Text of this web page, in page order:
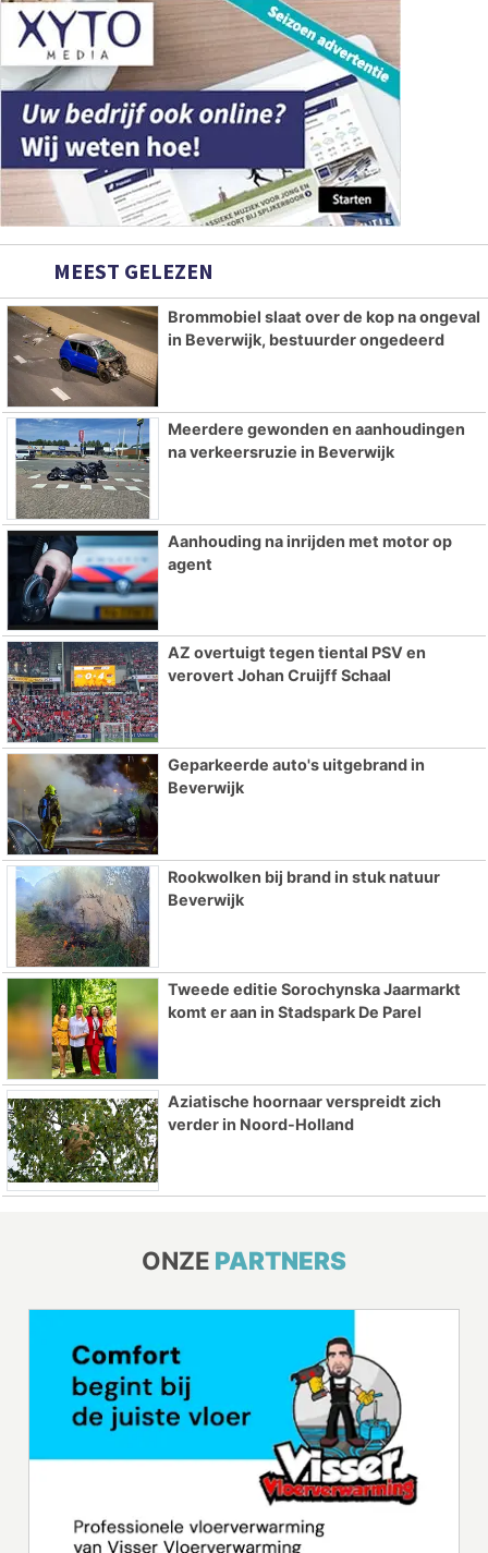
MEEST GELEZEN
Brommobiel slaat over de kop na ongeval
in Beverwijk, bestuurder ongedeerd
Meerdere gewonden en aanhoudingen
na verkeersruzie in Beverwijk
Aanhouding na inrijden met motor op
agent
AZ overtuigt tegen tiental PSV en
verovert Johan Cruijff Schaal
Geparkeerde auto's uitgebrand in
Beverwijk
Rookwolken bij brand in stuk natuur
Beverwijk
Tweede editie Sorochynska Jaarmarkt
komt er aan in Stadspark De Parel
Aziatische hoornaar verspreidt zich
verder in Noord-Holland
ONZE PARTNERS